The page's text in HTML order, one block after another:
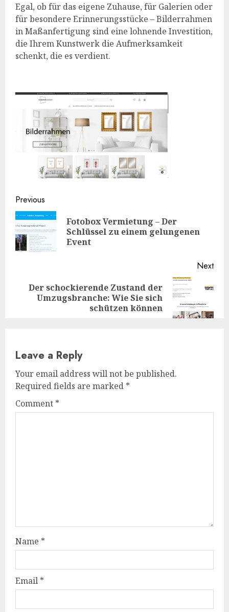
Egal, ob für das eigene Zuhause, für Galerien oder
für besondere Erinnerungsstücke – Bilderrahmen
in Maßanfertigung sind eine lohnende Investition,
die Ihrem Kunstwerk die Aufmerksamkeit
schenkt, die es verdient.
Continue
Reading
Previous
Fotobox Vermietung – Der
Schlüssel zu einem gelungenen
Event
Next
Next
Der schockierende Zustand der
Umzugsbranche: Wie Sie sich
schützen können
Leave a Reply
Your email address will not be published.
Required fields are marked *
Comment *
Name *
Email *